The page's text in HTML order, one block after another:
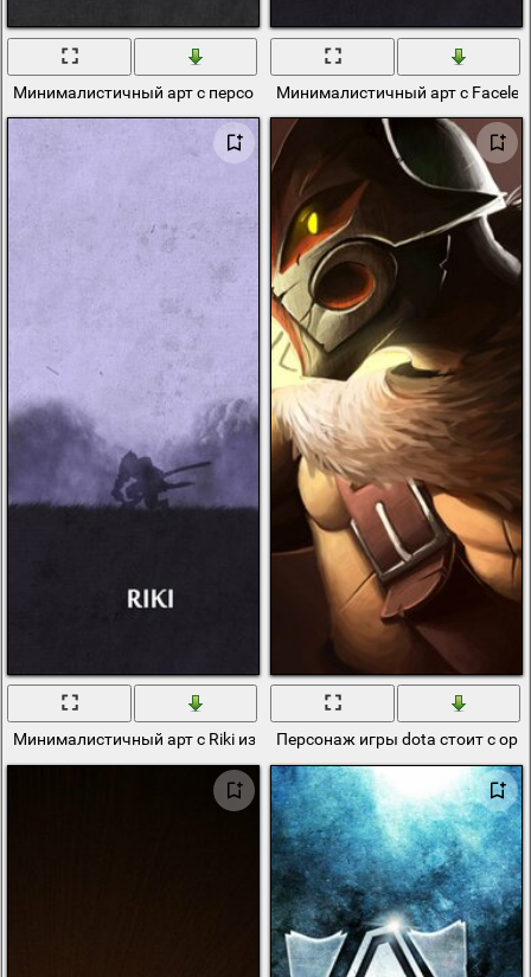
Минималистичный арт с персонажем из dota 2
Минималистичный арт с
Минималистичный арт с Riki из dota 2Персонаж игры dota стоит с